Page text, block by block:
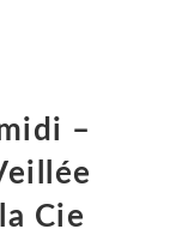
–
Cie